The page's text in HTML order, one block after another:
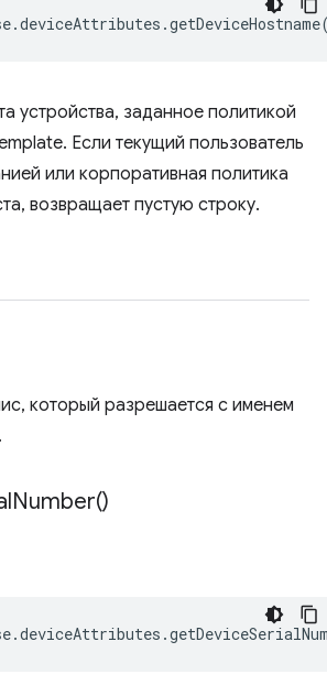
.deviceAttributes .getDeviceHostname
устройства, заданное политикой
Если текущий пользователь
или корпоративная политика
возвращает пустую строку.
который разрешается с именем
Number()
.deviceAttributes .